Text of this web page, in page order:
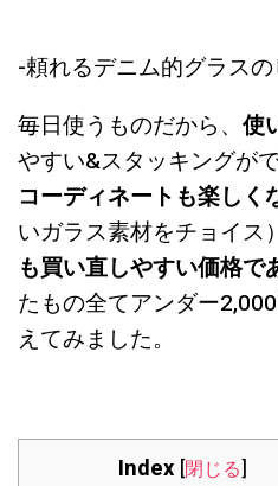
-頼れるデニム的グラス
毎日使うものだから、 使
やすい&スタッキングが
コーディネートも楽しく
いガラス素材をチョイス
も買い直しやすい価格で
たもの全てアンダー
えてみました。
Index [閉じる]